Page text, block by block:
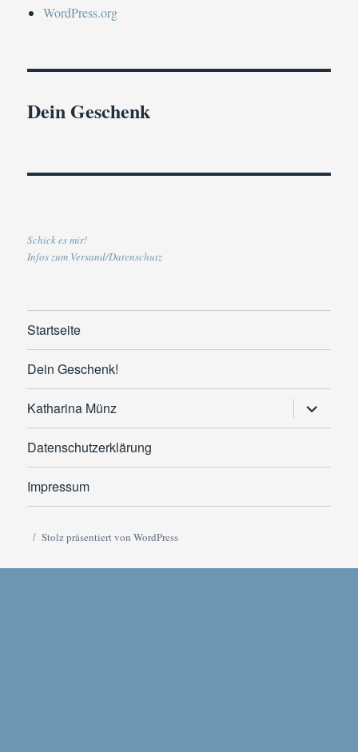
WordPress.org
Dein Geschenk
Schick es mir!
Infos zum Versand/Datenschutz
Startseite
Dein Geschenk!
Katharina Münz
anzeigen
Datenschutzerklärung
Impressum
Stolz präsentiert von WordPress